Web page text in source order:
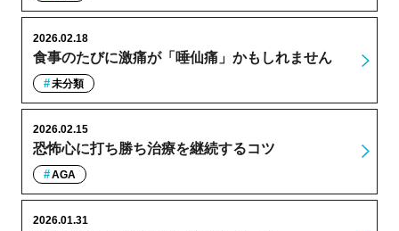
食事のたびに激痛が「唾仙痛」かもしれません
2026.02.18
未分類
恐怖心に打ち勝ち治療を継続するコツ
2026.02.15
AGA
2026.01.31